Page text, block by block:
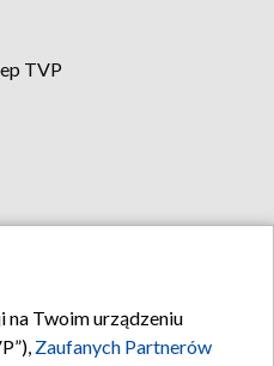
TVP
na Twoim urządzeniu
Zaufanych Partnerów